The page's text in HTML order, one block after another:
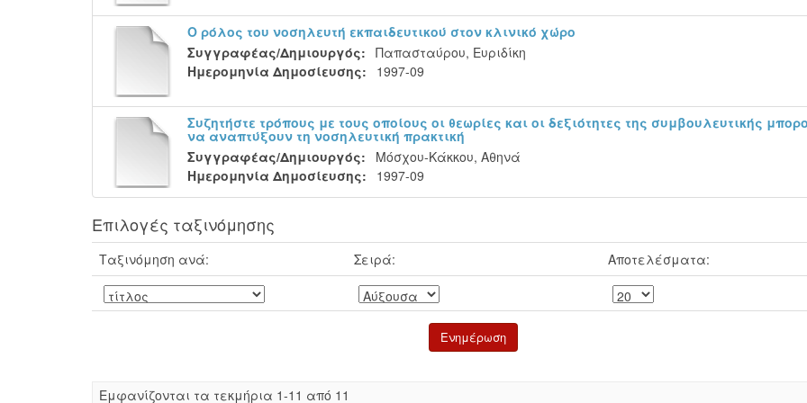
Ο ρόλος του νοσηλευτή εκπαιδευτικού στον κλινικό χώρο
Συγγραφέας/Δημιουργός: Παπασταύρου, Ευριδίκη
Ημερομηνία Δημοσίευσης:
1997-09
Συζητήστε τρόπους με τους οποίους οι θεωρίες και οι δεξιότητες της συμβουλευτικής
να αναπτύξουν τη νοσηλευτική πρακτική
Συγγραφέας/Δημιουργός:
Μόσχου-Κάκκου, Αθηνά
Ημερομηνία Δημοσίευσης:
1997-09
Επιλογές ταξινόμησης
Ταξινόμηση ανά: Σειρά: Αποτελέσματα:
Eμφανίζονται τα τεκμήρια 1-11 από 11